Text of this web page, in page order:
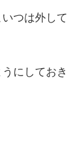
つは外して
にしておき